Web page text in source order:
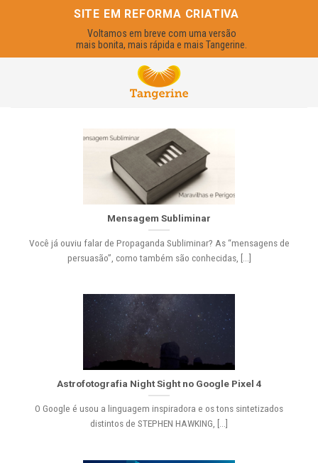
SITE EM REFORMA CRIATIVA
Voltamos em breve com uma versão
mais bonita, mais rápida e mais Tangerine.
Mensagem Subliminar
Você já ouviu falar de Propaganda Subliminar? As “mensagens de
persuasão”, como também são conhecidas, [...]
Astrofotografia Night Sight no Google Pixel 4
O Google é usou a linguagem inspiradora e os tons sintetizados
distintos de STEPHEN HAWKING, [...]